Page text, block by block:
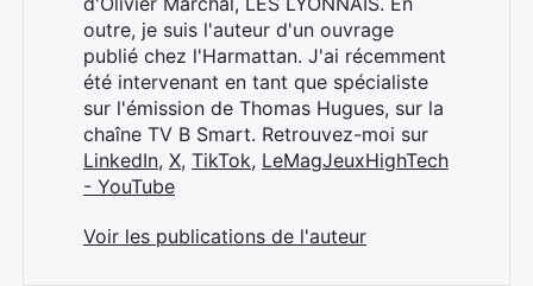
outre, je suis l'auteur d'un ouvrage
publié chez l'Harmattan. J'ai récemment
été intervenant en tant que spécialiste
sur l'émission de Thomas Hugues, sur la
chaîne TV B Smart. Retrouvez-moi sur
LinkedIn, X, TikTok, LeMagJeuxHighTech
- YouTube
Voir les publications de l'auteur